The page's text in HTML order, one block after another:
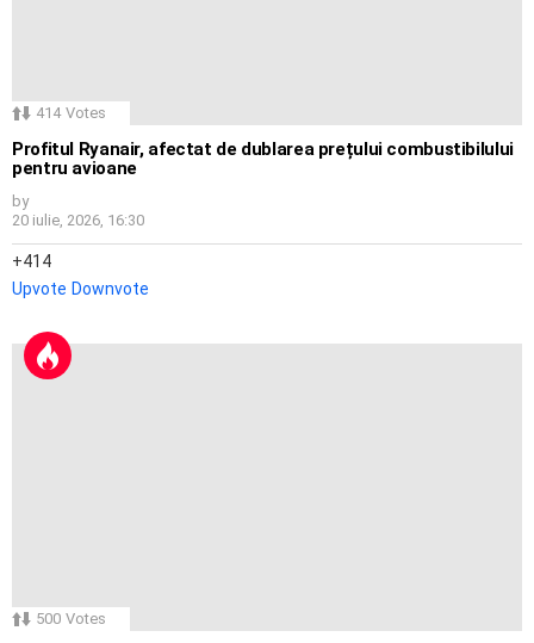
414 Votes
Profitul Ryanair, afectat de dublarea prețului combustibilului
pentru avioane
by
20 iulie, 2026, 16:30
414
Upvote Downvote
500 Votes